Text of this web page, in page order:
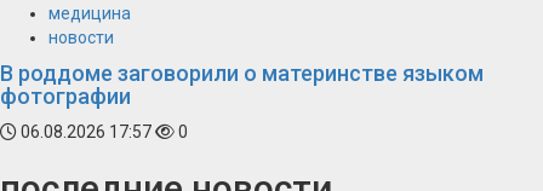
медицина
новости
В роддоме заговорили о материнстве языком
фотографии
06.08.2026 17:57 0